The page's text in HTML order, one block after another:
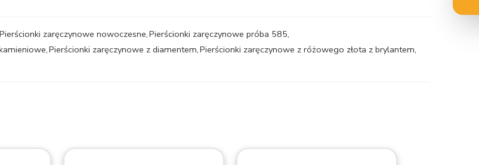
Pierścionki zaręczynowe nowoczesne,Pierścionki zaręczynowe próba 585,
,Pierścionki zaręczynowe z diamentem,Pierścionki zaręczynowe z różowego złota z brylantem,